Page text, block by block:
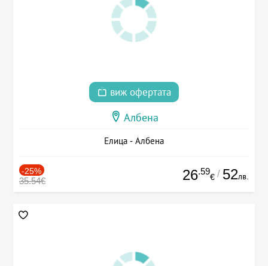
виж офертата
Албена
Елица - Албена
-25%
35.54€ 26.59
€ / 52лв.